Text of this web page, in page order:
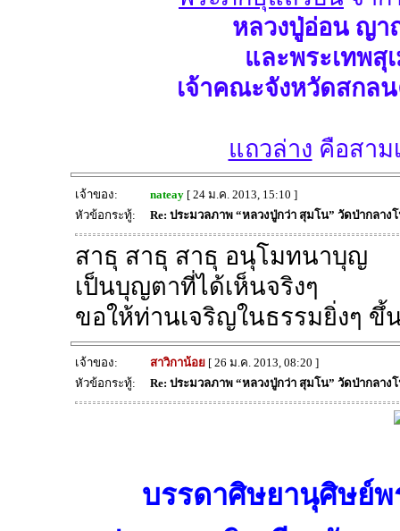
หลวงปู่อ่อน ญา
และพระเทพ
เจ้าคณะจังหวัดสกล
แถวล่าง คือสา
เจ้าของ: nateay[ 24 ม.ค. 2013, 15:10 ]
หัวข้อกระทู้:
Re: ประมวลภาพ “หลวงปู่กว่า สุมโน” วัดป่ากลาง
สาธุ สาธุ สาธุ อนุโมทนาบุญ
เป็นบุญตาที่ได้เห็นจริงๆ
ขอให้ท่านเจริญในธรรมยิ่งๆ ขึ้
เจ้าของ: สาวิกาน้อย[ 26 ม.ค. 2013, 08:20 ]
หัวข้อกระทู้:
Re: ประมวลภาพ “หลวงปู่กว่า สุมโน” วัดป่ากลาง
บรรดาศิษยานุศิษย์